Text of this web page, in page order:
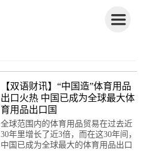
【双语财讯】“中国造”体育用品
出口火热 中国已成为全球最大体
育用品出口国
全球范围内的体育用品贸易在过去近
30年里增长了近3倍，而在这30年间，
中国已成为全球最大的体育用品出口